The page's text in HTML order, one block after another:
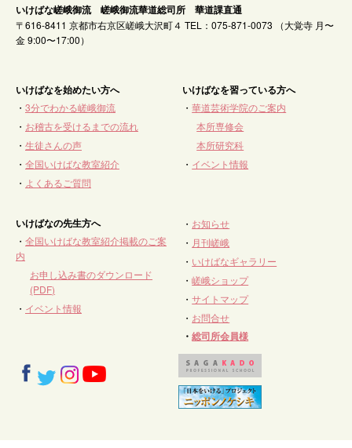
いけばな嵯峨御流 嵯峨御流華道総司所 華道課直通
〒616-8411 京都市右京区嵯峨大沢町４ TEL：075-871-0073 （大覚寺 月〜
金 9:00〜17:00）
いけばなを始めたい方へ
・ 3分でわかる嵯峨御流
・ お稽古を受けるまでの流れ
・ 生徒さんの声
・ 全国いけばな教室紹介
・ よくあるご質問
いけばなを習っている方へ
・華道芸術学院のご案内
本所専修会
本所研究科
・ イベント情報
いけばなの先生方へ
・ 全国いけばな教室紹介掲載のご案
内
お申し込み書のダウンロード
(PDF)
・ イベント情報
・ お知らせ
・ 月刊嵯峨
・ いけばなギャラリー
・嵯峨ショップ
・サイトマップ
・ お問合せ
・総司所会員様